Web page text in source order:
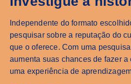
Independente do formato
pesquisar sobre a reputação do
que o oferece. Com uma
aumenta suas chances de fazer a
uma experiência de